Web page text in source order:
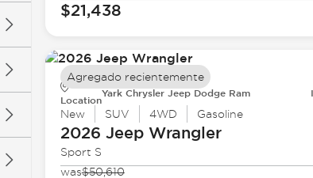
$21,438
Location
Yark Chrysler Jeep Dodge Ram
New SUV 4WD Gasoline
2026 JeepWrangler
Sport S
was$50,610
Agregado recientemente